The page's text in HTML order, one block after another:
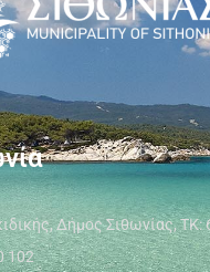
Δήμος Σιθωνίας, ΤΚ:
102